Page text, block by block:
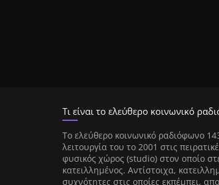
Τι είναι το ελεύθερο κοινωνικό
Tο ελεύθερο κοινωνικό ραδιόφωνο
λειτουργία του το 2001 στις
φυσικός χώρος (studio) στον οποίο
κατειλλημένος. Αντίστοιχα,
συχνότητες στις οποίες εκπέμπει,